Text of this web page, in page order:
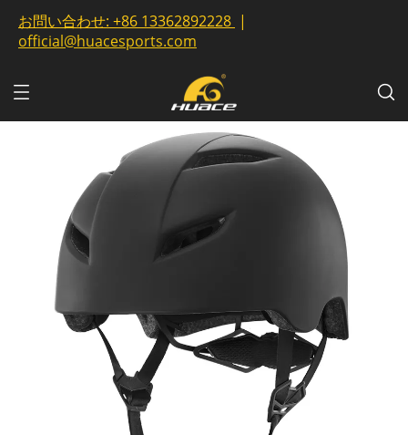
お問い合わせ: +86 13362892228 |
official@huacesports.com